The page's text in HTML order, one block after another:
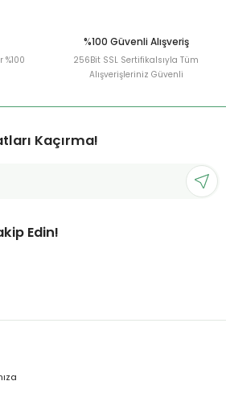
%100
%100 Güvenli Alışveriş
256Bit SSL Sertifikalsıyla Tüm
Alışverişleriniz Güvenli
Kaçırma!
Edin!